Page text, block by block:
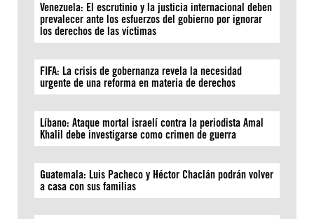
Venezuela: El escrutinio y la justicia internacional deben
prevalecer ante los esfuerzos del gobierno por ignorar
los derechos de las víctimas
FIFA: La crisis de gobernanza revela la necesidad
urgente de una reforma en materia de derechos
Líbano: Ataque mortal israelí contra la periodista Amal
Khalil debe investigarse como crimen de guerra
Guatemala: Luis Pacheco y Héctor Chaclán podrán volver
a casa con sus familias